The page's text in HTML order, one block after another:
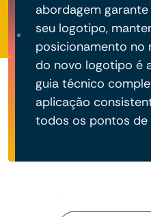
abordagem
seu logotipo,
posicionamento no
do novo logotipo é
guia técnico
aplicação
todos os pontos